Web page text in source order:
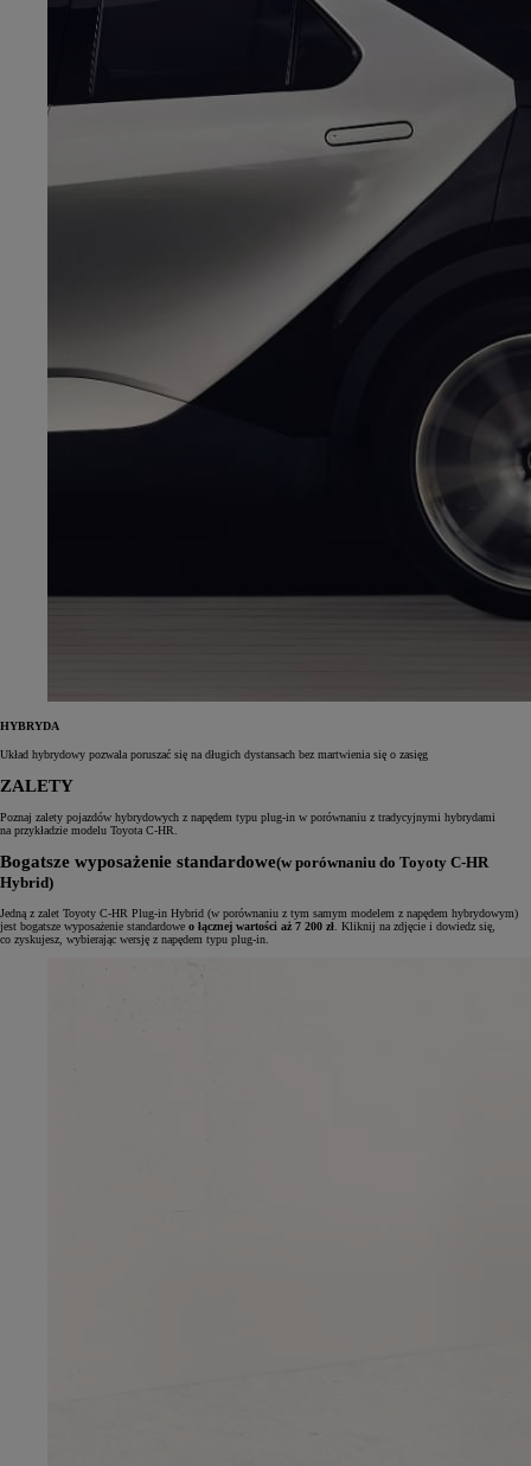
HYBRYDA
Układ hybrydowy pozwala poruszać się na długich dystansach bez martwienia się o zasięg
ZALETY
Poznaj zalety pojazdów hybrydowych z napędem typu plug‑in w porównaniu z tradycyjnymi hybrydami
na przykładzie modelu Toyota C‑HR.
Bogatsze wyposażenie standardowe(w porównaniu do Toyoty C-HR
Hybrid)
Jedną z zalet Toyoty C-HR Plug-in Hybrid (w porównaniu z tym samym modelem z napędem hybrydowym)
jest bogatsze wyposażenie standardowe o łącznej wartości aż 7 200 zł . Kliknij na zdjęcie i dowiedz się,
co zyskujesz, wybierając wersję z napędem typu plug-in.